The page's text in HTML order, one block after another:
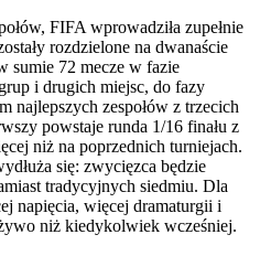
FIFA wprowadziła zupełnie
rozdzielone na dwanaście
sumie 72 mecze w fazie
i drugich miejsc, do fazy
najlepszych zespołów z trzecich
powstaje runda 1/16 finału z
niż na poprzednich turniejach.
się: zwycięzca będzie
tradycyjnych siedmiu. Dla
napięcia, więcej dramaturgii i
niż kiedykolwiek wcześniej.